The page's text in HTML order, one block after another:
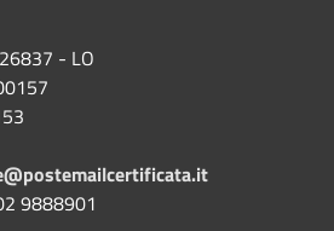
- LO
9888901